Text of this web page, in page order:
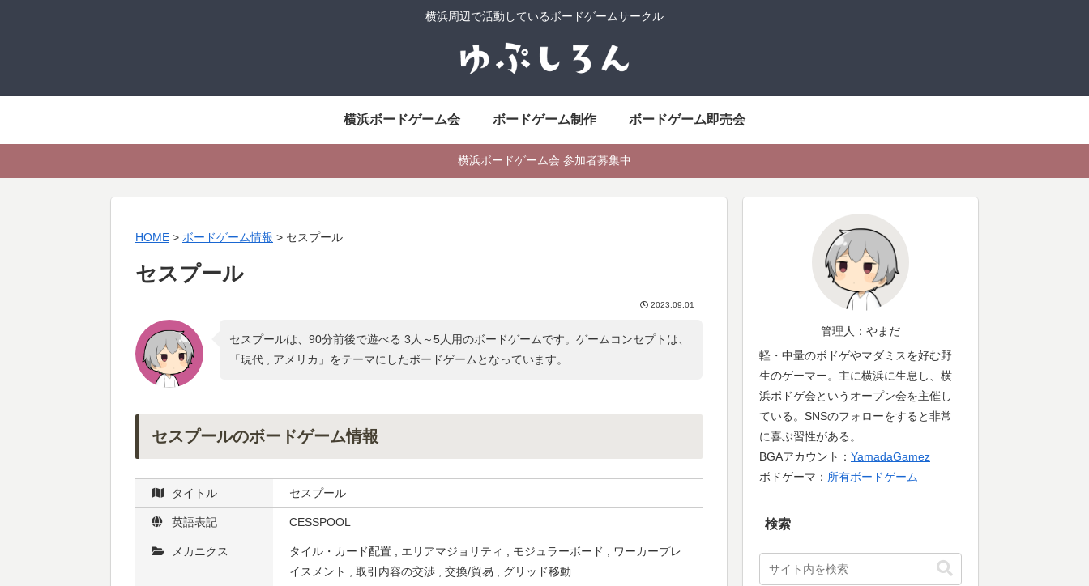
横浜周辺で活動しているボードゲームサークル
横浜ボードゲーム会 ボードゲーム制作 ボードゲーム即売会
横浜ボードゲーム会 参加者募集中
HOME > ボードゲーム情報 > セスプール
セスプール
2023.09.01
セスプールは、90分前後で遊べる 3人～5人用のボードゲームです。ゲームコンセプトは、
「現代 , アメリカ 」をテーマにしたボードゲームとなっています。
セスプールのボードゲーム情報
タイトル セスプール
英語表記 CESSPOOL
メカニクス
タイル・カード配置 , エリアマジョリティ , モジュラーボード , ワーカープレ
イスメント , 取引内容の交渉 , 交換/貿易 , グリッド移動
管理人：やまだ
軽・中量のボドゲやマダミスを好む野
生のゲーマー。主に横浜に生息し、横
浜ボドゲ会というオープン会を主催し
ている。SNSのフォローをすると非常
に喜ぶ習性がある。
BGAアカウント： YamadaGamez
ボドゲーマ： 所有ボードゲーム
検索